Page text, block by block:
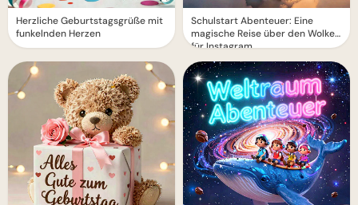
Herzliche Geburtstagsgrüße mit
funkelnden Herzen
Schulstart Abenteuer: Eine
magische Reise über den Wolken
für Instagram